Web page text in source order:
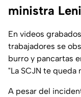
ministra
En videos
trabajadores se
burro y pancartas
"La SCJN te queda
A pesar del